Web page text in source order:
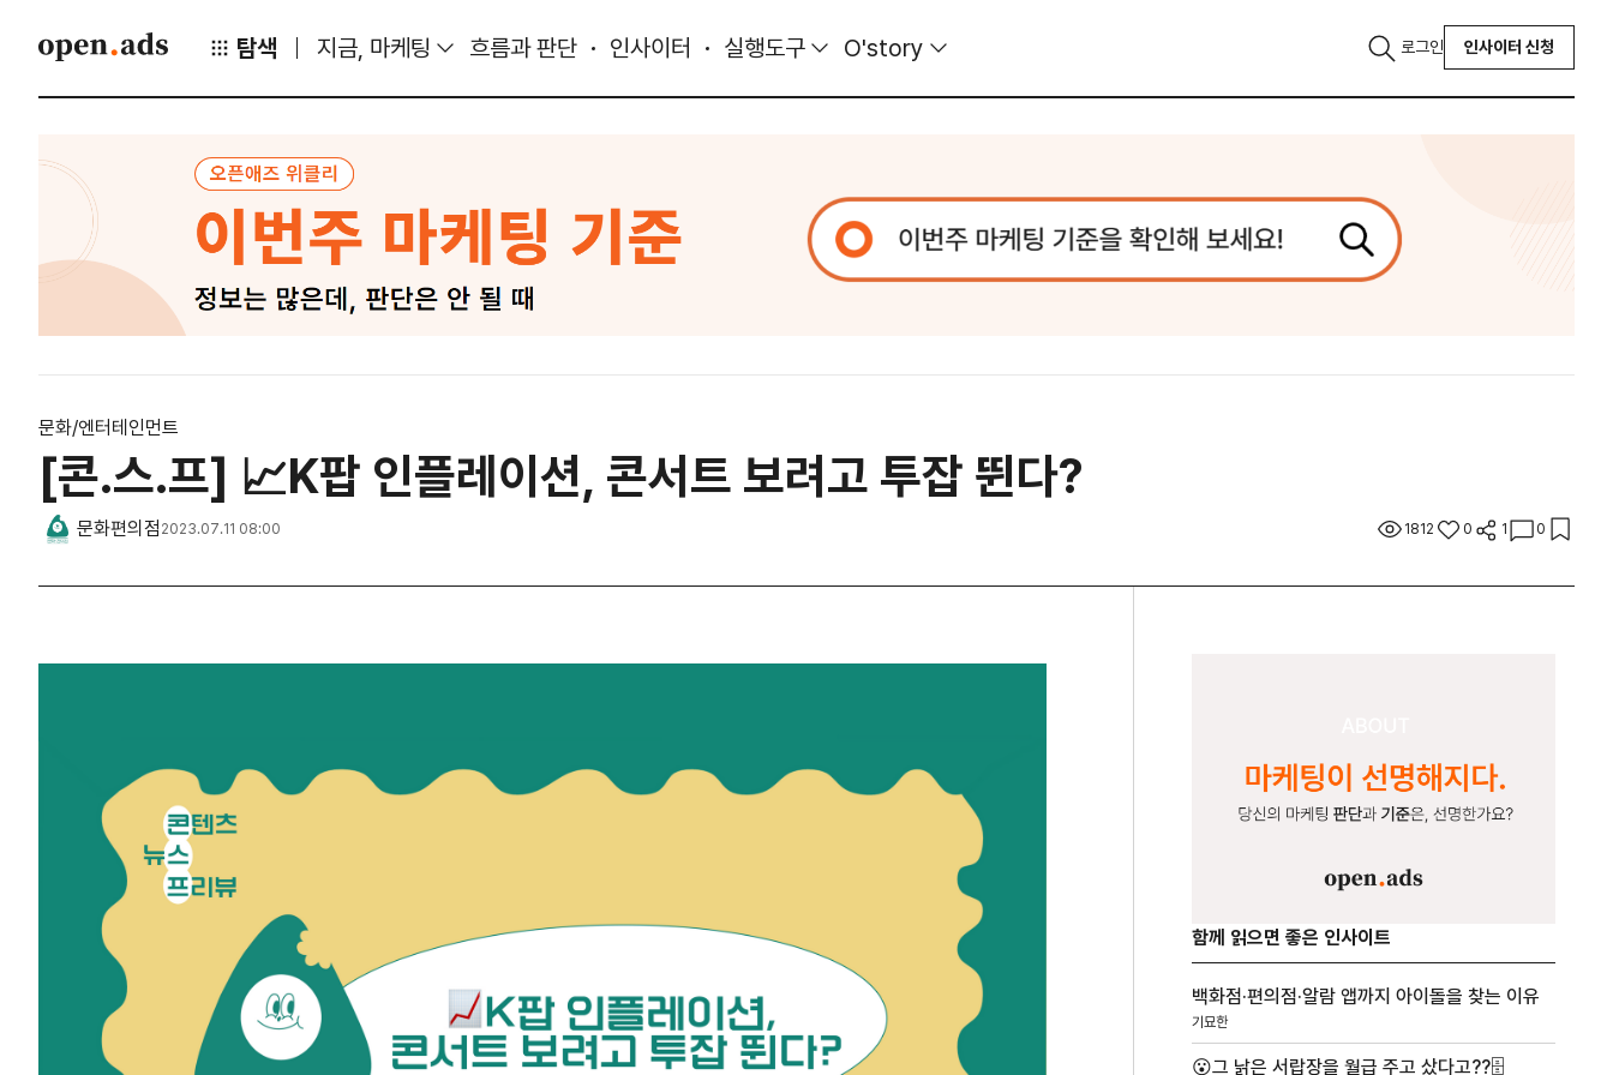
탐색 지금, 마케팅 흐름과 판단 인사이터 실행도구 O'story 로그인 인사이터 신청
문화/엔터테인먼트
[콘.스.프] 📈K팝 인플레이션, 콘서트 보려고 투잡 뛴다?
문화편의점 2023.07.11 08:00 1812 0 1 0
함께 읽으면 좋은 인사이트
백화점·편의점·알람 앱까지 아이돌을 찾는 이유
기묘한
😮그 낡은 서랍장을 월급 주고 샀다고??🗄️